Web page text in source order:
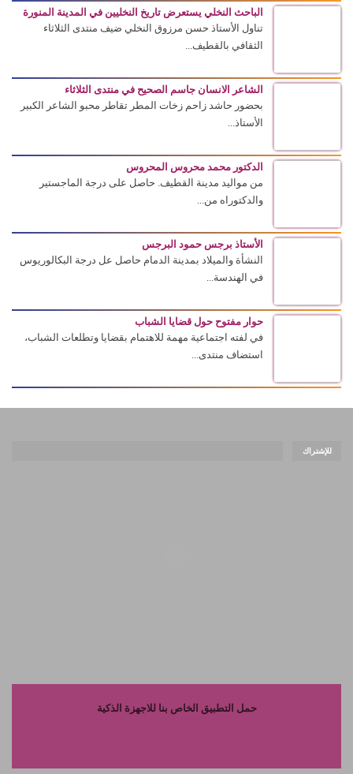
الباحث النخلي يستعرض تاريخ النخليين في المدينة المنورة
تناول الأستاذ حسن مرزوق النخلي ضيف منتدى الثلاثاء
الثقافي بالقطيف...
الشاعر الانسان جاسم الصحيح في منتدى الثلاثاء
بحضور حاشد زاحم زخات المطر تقاطر محبو الشاعر الكبير
الأستاذ...
الدكتور محمد محروس المحروس
من مواليد مدينة القطيف. حاصل على درجة الماجستير
والدكتوراه من...
الأستاذ برجس حمود البرجس
النشأة والميلاد بمدينة الدمام حاصل عل درجة البكالوريوس
في الهندسة...
حوار مفتوح حول قضايا الشباب
في لفته اجتماعية مهمة للاهتمام بقضايا وتطلعات الشباب،
استضاف منتدى...
للإشتراك
حمل التطبيق الخاص بنا للاجهزة الذكية